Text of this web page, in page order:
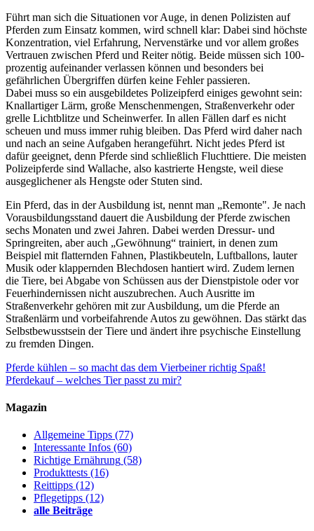
Führt man sich die Situationen vor Auge, in denen Polizisten auf
Pferden zum Einsatz kommen, wird schnell klar: Dabei sind höchste
Konzentration, viel Erfahrung, Nervenstärke und vor allem großes
Vertrauen zwischen Pferd und Reiter nötig. Beide müssen sich 100-
prozentig aufeinander verlassen können und besonders bei
gefährlichen Übergriffen dürfen keine Fehler passieren.
Dabei muss so ein ausgebildetes Polizeipferd einiges gewohnt sein:
Knallartiger Lärm, große Menschenmengen, Straßenverkehr oder
grelle Lichtblitze und Scheinwerfer. In allen Fällen darf es nicht
scheuen und muss immer ruhig bleiben. Das Pferd wird daher nach
und nach an seine Aufgaben herangeführt. Nicht jedes Pferd ist
dafür geeignet, denn Pferde sind schließlich Fluchttiere. Die meisten
Polizeipferde sind Wallache, also kastrierte Hengste, weil diese
ausgeglichener als Hengste oder Stuten sind.
Ein Pferd, das in der Ausbildung ist, nennt man „Remonte". Je nach
Vorausbildungsstand dauert die Ausbildung der Pferde zwischen
sechs Monaten und zwei Jahren. Dabei werden Dressur- und
Springreiten, aber auch „Gewöhnung“ trainiert, in denen zum
Beispiel mit flatternden Fahnen, Plastikbeuteln, Luftballons, lauter
Musik oder klappernden Blechdosen hantiert wird. Zudem lernen
die Tiere, bei Abgabe von Schüssen aus der Dienstpistole oder vor
Feuerhindernissen nicht auszubrechen. Auch Ausritte im
Straßenverkehr gehören mit zur Ausbildung, um die Pferde an
Straßenlärm und vorbeifahrende Autos zu gewöhnen. Das stärkt das
Selbstbewusstsein der Tiere und ändert ihre psychische Einstellung
zu fremden Dingen.
Pferde kühlen – so macht das dem Vierbeiner richtig Spaß!
Pferdekauf – welches Tier passt zu mir?
Magazin
Allgemeine Tipps (77)
Interessante Infos (60)
Richtige Ernährung (58)
Produkttests (16)
Reittipps (12)
Pflegetipps (12)
alle Beiträge